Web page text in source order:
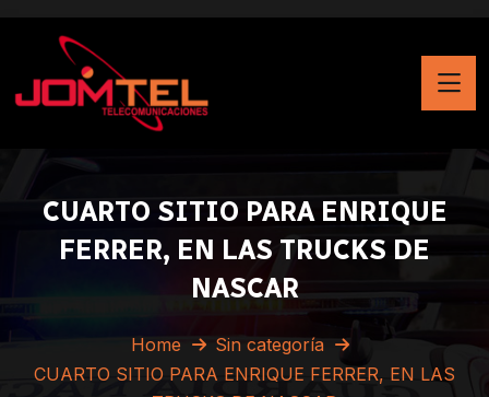
CUARTO SITIO PARA ENRIQUE
FERRER, EN LAS TRUCKS DE
NASCAR
Home
Sin categoría
CUARTO SITIO PARA ENRIQUE FERRER, EN LAS